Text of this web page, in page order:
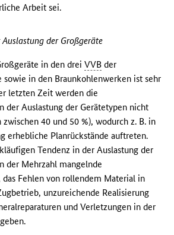
Arbeit sei.
der Großgeräte
in den dreiVVB der
sowie in den Braunkohlenwerken ist sehr
letzten Zeit werden die
der Auslastung der Gerätetypen nicht
40 und 50 %), wodurch z. B. in
erhebliche Planrückstände auftreten.
Tendenz in der Auslastung der
der Mehrzahl mangelnde
das Fehlen von rollendem Material in
unzureichende Realisierung
und Verletzungen in der